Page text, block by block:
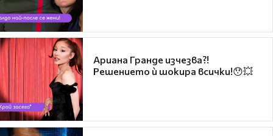
Ариана Гранде изчезва?!
Решението ѝ шокира всички!😯💥